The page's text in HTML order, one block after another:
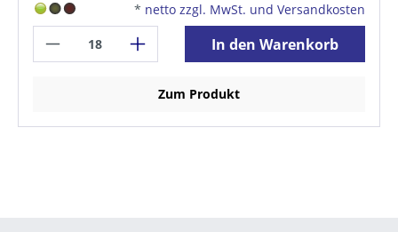
* netto zzgl. MwSt. und Versandkosten
In den Warenkorb
Zum Produkt